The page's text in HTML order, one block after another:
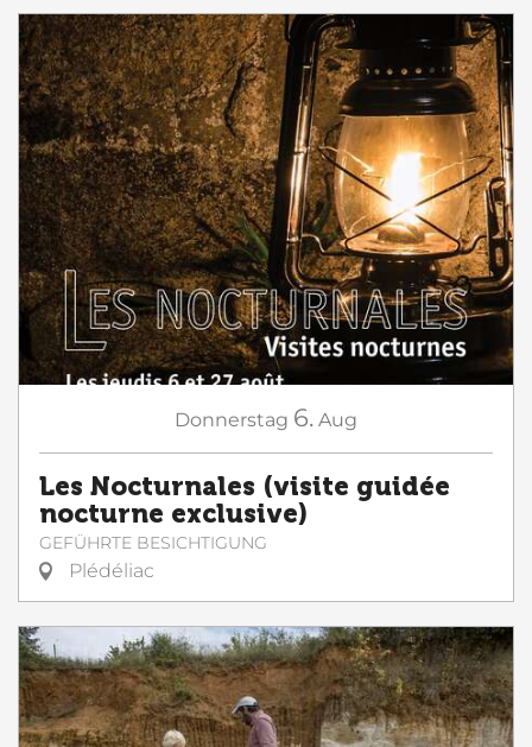
Donnerstag 6. Aug
Les Nocturnales (visite guidée
nocturne exclusive)
GEFÜHRTE BESICHTIGUNG
Plédéliac